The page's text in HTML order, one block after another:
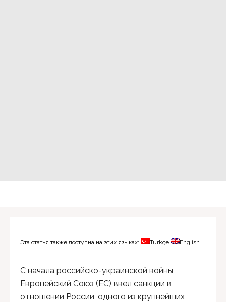
Эта статья также доступна на этих языках: Türkçe English
С начала российско-украинской войны
Европейский Союз (ЕС) ввел санкции в
отношении России, одного из крупнейших